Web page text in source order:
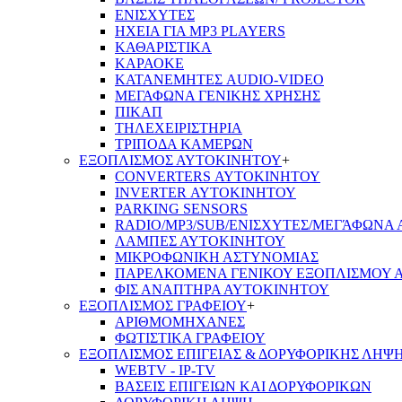
ΕΝΙΣΧΥΤΕΣ
ΗΧΕΙΑ ΓΙΑ MP3 PLAYERS
ΚΑΘΑΡΙΣΤΙΚΑ
ΚΑΡΑΟΚΕ
ΚΑΤΑΝΕΜΗΤΕΣ AUDIO-VIDEO
ΜΕΓΑΦΩΝΑ ΓΕΝΙΚΗΣ ΧΡΗΣΗΣ
ΠΙΚΑΠ
ΤΗΛΕΧΕΙΡΙΣΤΗΡΙΑ
ΤΡΙΠΟΔΑ ΚΑΜΕΡΩΝ
ΕΞΟΠΛΙΣΜΟΣ ΑΥΤΟΚΙΝΗΤΟΥ+
CONVERTERS ΑΥΤΟΚΙΝΗΤΟΥ
INVERTER ΑΥΤΟΚΙΝΗΤΟΥ
PARKING SENSORS
RADIO/MP3/SUB/ΕΝΙΣΧΥΤΕΣ/
ΛΑΜΠΕΣ ΑΥΤΟΚΙΝΗΤΟΥ
ΜΙΚΡΟΦΩΝΙΚΗ ΑΣΤΥΝΟΜΙΑΣ
ΠΑΡΕΛΚΟΜΕΝΑ ΓΕΝΙΚΟΥ ΕΞΟΠΛΙΣΜΟΥ
ΦΙΣ ΑΝΑΠΤΗΡΑ ΑΥΤΟΚΙΝΗΤΟΥ
ΕΞΟΠΛΙΣΜΟΣ ΓΡΑΦΕΙΟΥ+
ΑΡΙΘΜΟΜΗΧΑΝΕΣ
ΦΩΤΙΣΤΙΚΑ ΓΡΑΦΕΙΟΥ
ΕΞΟΠΛΙΣΜΟΣ ΕΠΙΓΕΙΑΣ & ΔΟΡΥΦΟΡΙΚΗΣ
WEBTV - IP-TV
ΒΑΣΕΙΣ ΕΠΙΓΕΙΩΝ ΚΑΙ ΔΟΡΥΦΟΡΙΚΩΝ